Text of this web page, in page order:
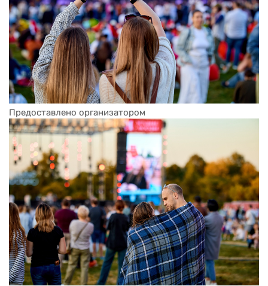
Предоставлено организатором